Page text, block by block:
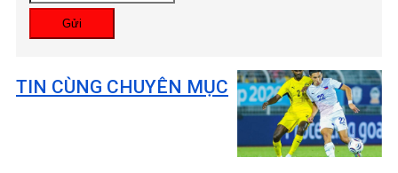
Gửi
TIN CÙNG CHUYÊN MỤC